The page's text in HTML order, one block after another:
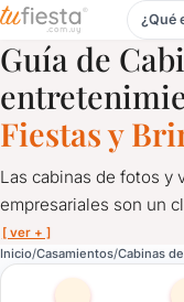
Cabinas de fotos y
¿Qué
Guía de
Fiestas y
Las cabinas de fotos y
empresariales son un
[ ver + ]
Inicio Casamientos Cabinas
Cabinas de fotos y
Las cabinas de fotos y